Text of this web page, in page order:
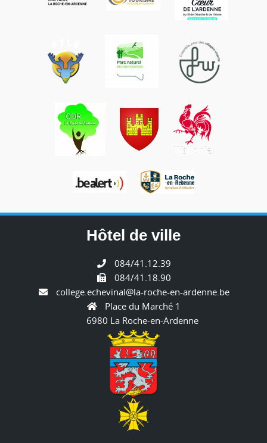
Hôtel de ville
084/41.12.39
084/41.18.90
college.echevinal@la-roche-en-ardenne.be
Place du Marché 1
6980 La Roche-en-Ardenne